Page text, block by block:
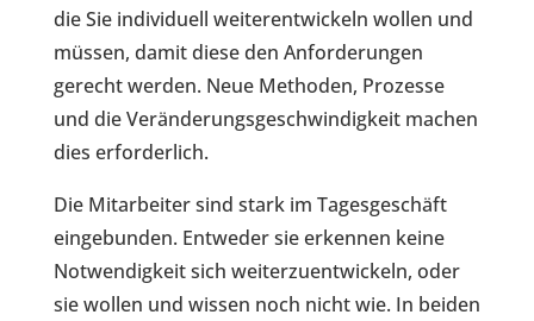
die Sie individuell weiterentwickeln wollen und
müssen, damit diese den Anforderungen
gerecht werden. Neue Methoden, Prozesse
und die Veränderungsgeschwindigkeit machen
dies erforderlich.
Die Mitarbeiter sind stark im Tagesgeschäft
eingebunden. Entweder sie erkennen keine
Notwendigkeit sich weiterzuentwickeln, oder
sie wollen und wissen noch nicht wie. In beiden